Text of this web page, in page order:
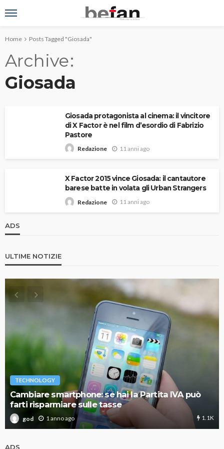
Home Posts Tagged "Giosada"
Archive
Giosada
Giosada protagonista al cinema: il vincitore
di X Factor è nel film d’esordio di Fabrizio
Pastore
Redazione 11 anni ago
X Factor 2015 vince Giosada: il cantautore
barese batte in volata gli Urban Strangers
Redazione 11 anni ago
ADS
ULTIME NOTIZIE
TECHNOLOGY
Cambiare smartphone: se hai la Partita IVA può
farti risparmiare sulle tasse
god 1 anno ago 1.1K
ADS